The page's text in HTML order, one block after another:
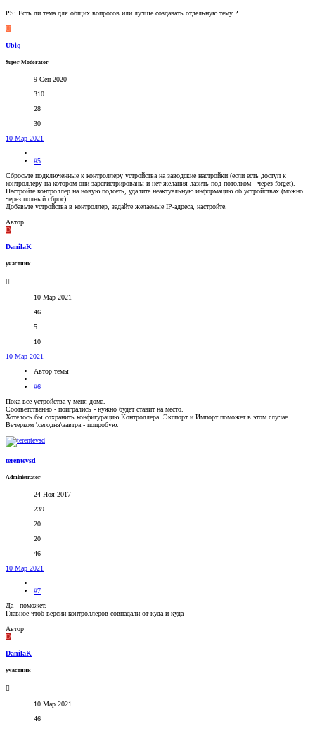
PS: Есть ли тема для общих вопросов или лучше создавать отдельную тему ?
U
Ubiq
Super Moderator
9 Сен 2020
310
28
30
10 Мар 2021
#5
Сбросьте подключенные к контроллеру устройства на заводские настройки (если есть доступ к
контроллеру на котором они зарегистрированы и нет желания лазить под потолком - через forget).
Настройте контроллер на новую подсеть, удалите неактуальную информацию об устройствах (можно
через полный сброс).
Добавьте устройства в контроллер, задайте желаемые IP-адреса, настройте.
Автор
D
DanilaK
участник
10 Мар 2021
46
5
10
10 Мар 2021
Автор темы
#6
Пока все устройства у меня дома.
Соответственно - поигрались - нужно будет ставит на место.
Хотелось бы сохранить конфигурацию Контроллера. Экспорт и Импорт поможет в этом случае.
Вечерком \сегодня\завтра - попробую.
terentevsd
Administrator
24 Ноя 2017
239
20
20
46
10 Мар 2021
#7
Да - поможет.
Главное чтоб версии контроллеров совпадали от куда и куда
Автор
D
DanilaK
участник
10 Мар 2021
46